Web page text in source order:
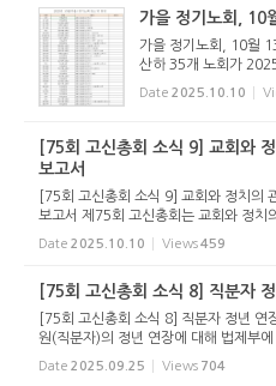
가을 정기노회, 10
가을 정기노회, 10월
산하 35개 노회가
전국 각지에서 개최된
회 현안 등을 다루며,
Date 2025.10.10
[75회 고신총회 소식 9] 교회와
보고서
[75회 고신총회 소식 9] 교회와 정치의
보고서 제75회 고신총회는 교회와 정치
의 보고서를 그대로 받기로 했다. 이 보
원장 원대연 목사가 &ld...
Date 2025.10.10 Views459
[75회 고신총회 소식 8] 직분자
[75회 고신총회 소식 8] 직분자 정년 연
원(직분자)의 정년 연장에 대해 법제부
북부노회, 부산남부노회, 부산서부노회
라는 청원을 했다. ...
Date 2025.09.25 Views 704